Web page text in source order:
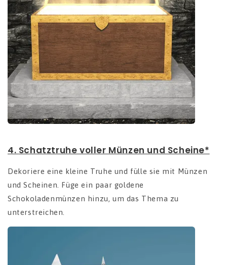
4. Schatztruhe voller Münzen und Scheine*
Dekoriere eine kleine Truhe und fülle sie mit Münzen
und Scheinen. Füge ein paar goldene
Schokoladenmünzen hinzu, um das Thema zu
unterstreichen.